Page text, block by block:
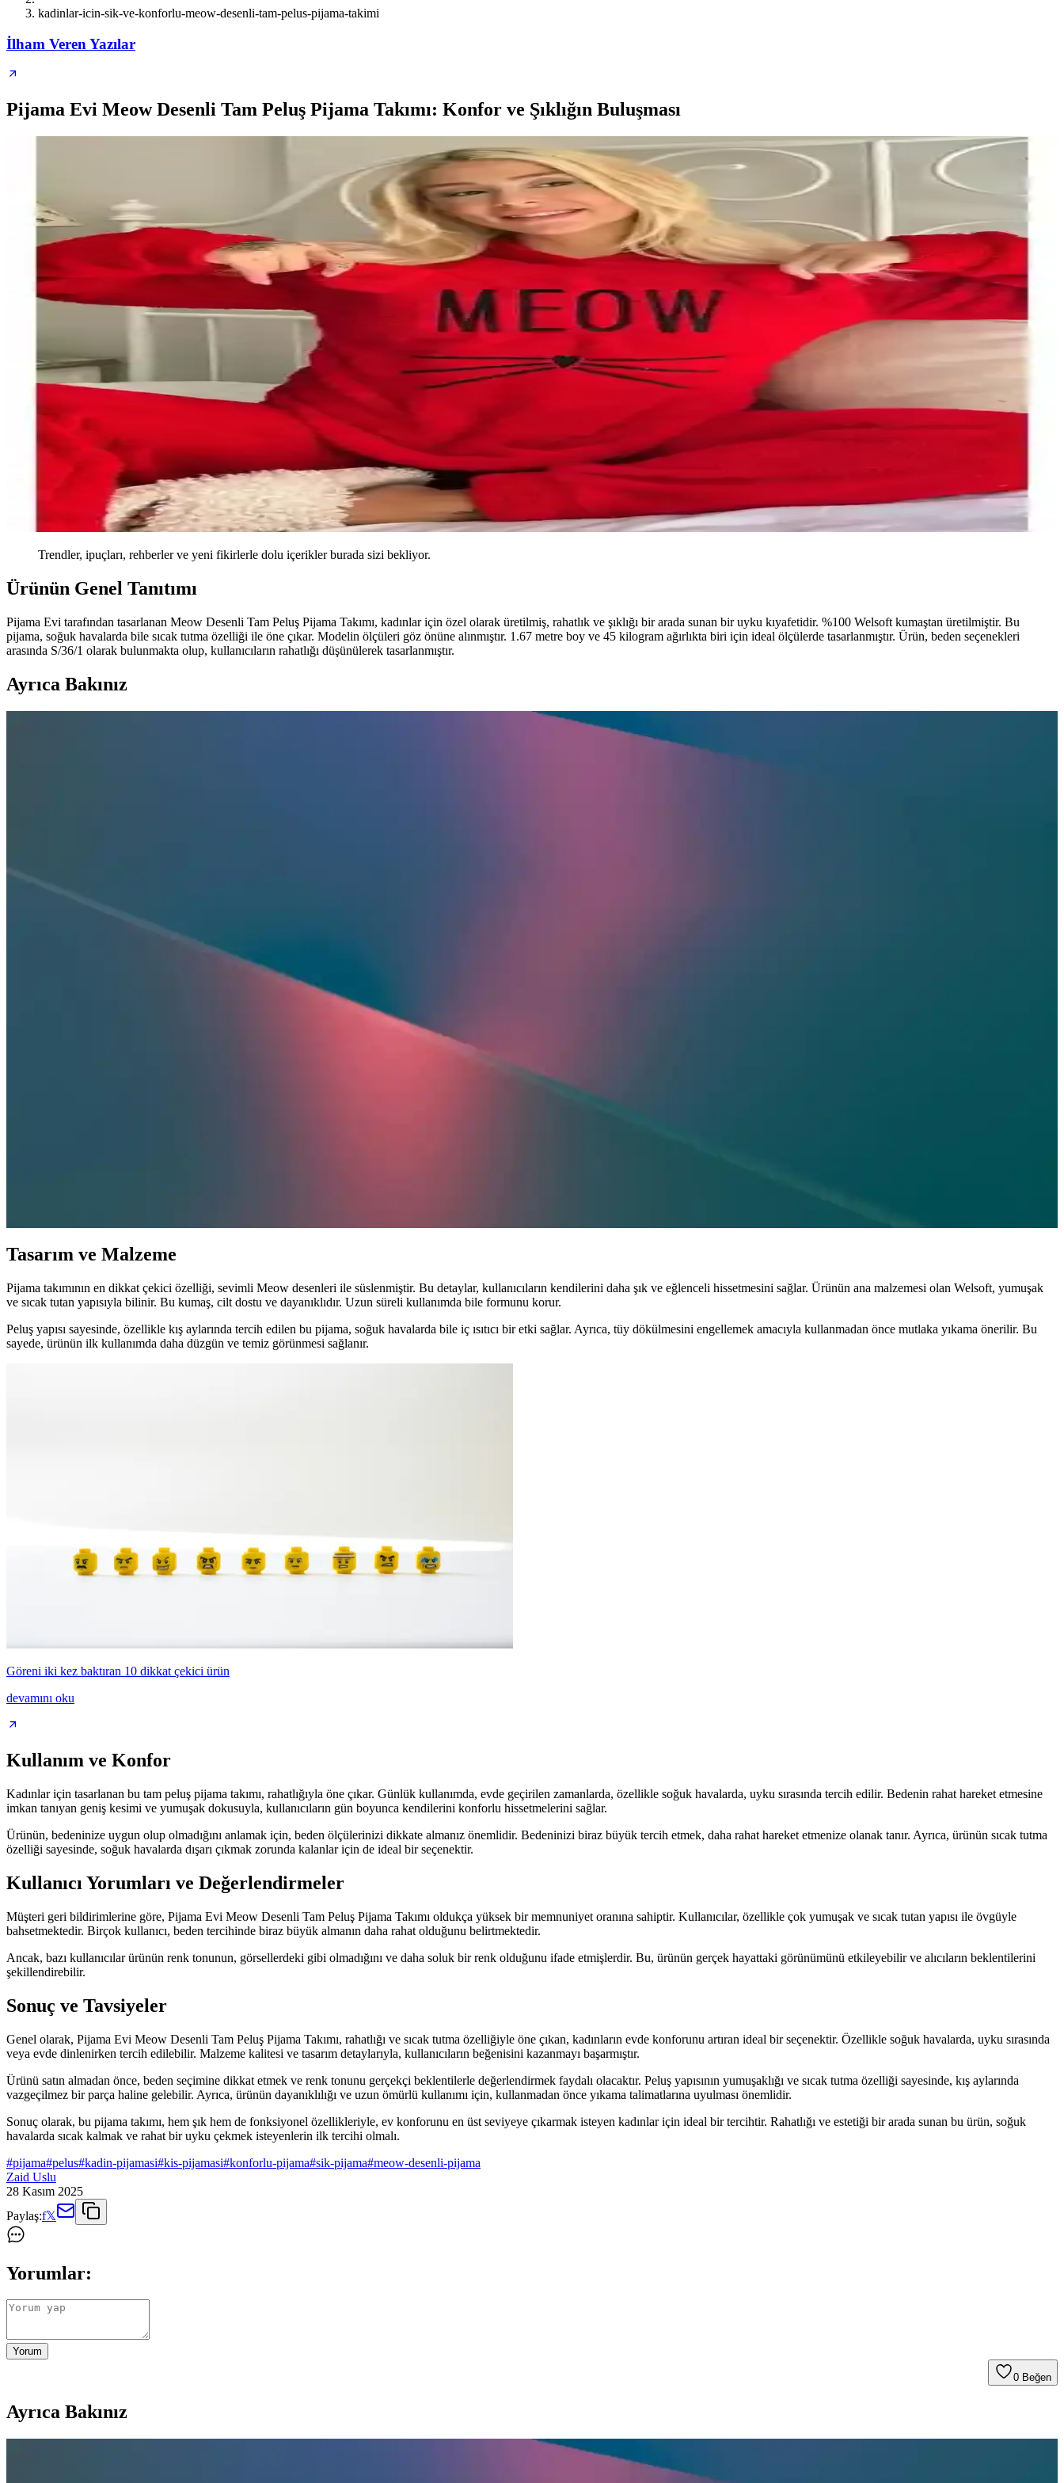
kadinlar-icin-sik-ve-konforlu-meow-desenli-tam-pelus-pijama-takimi
İlham Veren Yazılar
Pijama Evi Meow Desenli Tam Peluş Pijama Takımı: Konfor ve Şıklığın Buluşması
Trendler, ipuçları, rehberler ve yeni fikirlerle dolu içerikler burada sizi bekliyor.
Ürünün Genel Tanıtımı
Pijama Evi tarafından tasarlanan Meow Desenli Tam Peluş Pijama Takımı, kadınlar için özel olarak üretilmiş, rahatlık ve şıklığı bir arada sunan bir uyku kıyafetidir. %100 Welsoft kumaştan üretilmiştir. Bu
pijama, soğuk havalarda bile sıcak tutma özelliği ile öne çıkar. Modelin ölçüleri göz önüne alınmıştır. 1.67 metre boy ve 45 kilogram ağırlıkta biri için ideal ölçülerde tasarlanmıştır. Ürün, beden seçenekleri
arasında S/36/1 olarak bulunmakta olup, kullanıcıların rahatlığı düşünülerek tasarlanmıştır.
Ayrıca Bakınız
Kareli Pijama Trendleri ve Modelleri: Rahatlık ve Şıklığın Buluşma Noktası
Kareli pijama modelleri, rahatlık ve şıklığı bir arada sunar. Pamuklu, saten ve polar seçenekleriyle her mevsime uygun, uygun fiyatlı ve kaliteli ürünler hakkında detaylar burada.
TAMPAP Erkek Baskılı Kısa Kollu Pijama Takımı Rahat ve Şık Tasarım
TAMPAP erkek baskılı kısa kollu pijama takımı, hafif, nefes alabilir pamuklu kumaşı ve şık tasarımıyla yaz aylarına uygun konfor sağlar.
Dinazorlu Pijama Trendleri ve Modelleri: Çocuklar ve Yetişkinler İçin Konforlu Seçenekler
Dinazorlu pijama, çocuklar ve gençler arasında popüler olan, eğlenceli desenleri ve yüksek konforu ile öne çıkan rahat gece kıyafetleridir. Çeşitli modeller ve kaliteli kumaş seçenekleriyle, uyku deneyimini keyifli
Tasarım ve Malzeme
Pijama takımının en dikkat çekici özelliği, sevimli Meow desenleri ile süslenmiştir. Bu detaylar, kullanıcıların kendilerini daha şık ve eğlenceli hissetmesini sağlar. Ürünün ana malzemesi olan Welsoft, yumuşak
ve sıcak tutan yapısıyla bilinir. Bu kumaş, cilt dostu ve dayanıklıdır. Uzun süreli kullanımda bile formunu korur.
Peluş yapısı sayesinde, özellikle kış aylarında tercih edilen bu pijama, soğuk havalarda bile iç ısıtıcı bir etki sağlar. Ayrıca, tüy dökülmesini engellemek amacıyla kullanmadan önce mutlaka yıkama önerilir. Bu
sayede, ürünün ilk kullanımda daha düzgün ve temiz görünmesi sağlanır.
Göreni iki kez baktıran 10 dikkat çekici ürün
devamını oku
Kullanım ve Konfor
Kadınlar için tasarlanan bu tam peluş pijama takımı, rahatlığıyla öne çıkar. Günlük kullanımda, evde geçirilen zamanlarda, özellikle soğuk havalarda, uyku sırasında tercih edilir. Bedenin rahat hareket etmesine
imkan tanıyan geniş kesimi ve yumuşak dokusuyla, kullanıcıların gün boyunca kendilerini konforlu hissetmelerini sağlar.
Ürünün, bedeninize uygun olup olmadığını anlamak için, beden ölçülerinizi dikkate almanız önemlidir. Bedeninizi biraz büyük tercih etmek, daha rahat hareket etmenize olanak tanır. Ayrıca, ürünün sıcak tutma
özelliği sayesinde, soğuk havalarda dışarı çıkmak zorunda kalanlar için de ideal bir seçenektir.
Kullanıcı Yorumları ve Değerlendirmeler
Müşteri geri bildirimlerine göre, Pijama Evi Meow Desenli Tam Peluş Pijama Takımı oldukça yüksek bir memnuniyet oranına sahiptir. Kullanıcılar, özellikle çok yumuşak ve sıcak tutan yapısı ile övgüyle
bahsetmektedir. Birçok kullanıcı, beden tercihinde biraz büyük almanın daha rahat olduğunu belirtmektedir.
Ancak, bazı kullanıcılar ürünün renk tonunun, görsellerdeki gibi olmadığını ve daha soluk bir renk olduğunu ifade etmişlerdir. Bu, ürünün gerçek hayattaki görünümünü etkileyebilir ve alıcıların beklentilerini
şekillendirebilir.
Sonuç ve Tavsiyeler
Genel olarak, Pijama Evi Meow Desenli Tam Peluş Pijama Takımı, rahatlığı ve sıcak tutma özelliğiyle öne çıkan, kadınların evde konforunu artıran ideal bir seçenektir. Özellikle soğuk havalarda, uyku sırasında
veya evde dinlenirken tercih edilebilir. Malzeme kalitesi ve tasarım detaylarıyla, kullanıcıların beğenisini kazanmayı başarmıştır.
Ürünü satın almadan önce, beden seçimine dikkat etmek ve renk tonunu gerçekçi beklentilerle değerlendirmek faydalı olacaktır. Peluş yapısının yumuşaklığı ve sıcak tutma özelliği sayesinde, kış aylarında
vazgeçilmez bir parça haline gelebilir. Ayrıca, ürünün dayanıklılığı ve uzun ömürlü kullanımı için, kullanmadan önce yıkama talimatlarına uyulması önemlidir.
Sonuç olarak, bu pijama takımı, hem şık hem de fonksiyonel özellikleriyle, ev konforunu en üst seviyeye çıkarmak isteyen kadınlar için ideal bir tercihtir. Rahatlığı ve estetiği bir arada sunan bu ürün, soğuk
havalarda sıcak kalmak ve rahat bir uyku çekmek isteyenlerin ilk tercihi olmalı.
#pijama#pelus#kadin-pijamasi#kis-pijamasi#konforlu-pijama#sik-pijama#meow-desenli-pijama
Zaid Uslu
28 Kasım 2025
Paylaş:f𝕏
Yorumlar:
Yorum
0 Beğen
Ayrıca Bakınız